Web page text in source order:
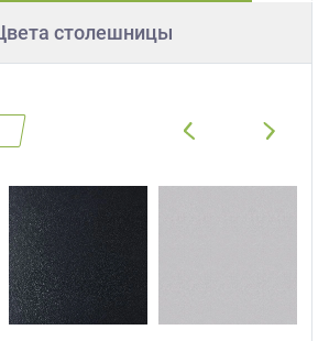
столешницы